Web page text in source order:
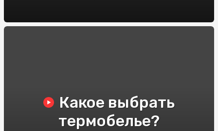
Какое выбрать
термобелье?